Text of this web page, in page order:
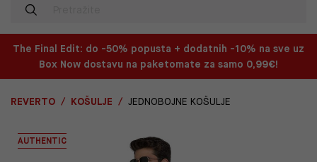
The Final Edit: do -50% popusta + dodatnih -10% na sve uz
Box Now dostavu na paketomate za samo 0,99€!
REVERTO KOŠULJE JEDNOBOJNE KOŠULJE
AUTHENTIC